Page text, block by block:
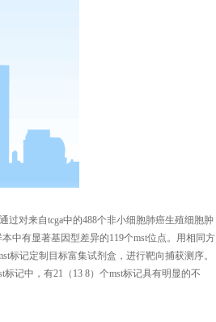
通过对来自tcga中的488个非小细胞肺癌生殖细胞肿
中有显著基因型差异的119个mst位点。用相同方
标记定制目标富集试剂盒，进行靶向捕获测序。
标记中，有21 （ 13 8）个mst标记具有明显的不